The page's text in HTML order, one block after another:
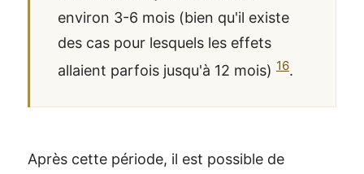
environ 3-6 mois (bien qu'il existe
des cas pour lesquels les effets
allaient parfois jusqu'à 12 mois) 16.
Après cette période, il est possible de